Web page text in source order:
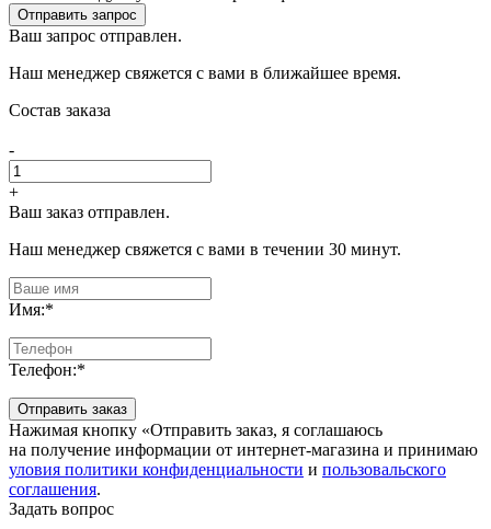
Отправить запрос
Ваш запрос отправлен.
Наш менеджер свяжется с вами в ближайшее время.
Состав заказа
-
+
Ваш заказ отправлен.
Наш менеджер свяжется с вами в течении 30 минут.
Имя:*
Телефон:*
Отправить заказ
Нажимая кнопку «Отправить заказ, я соглашаюсь
на получение информации от интернет-магазина и принимаю
уловия политики конфиденциальности и пользовальского
соглашения.
Задать вопрос